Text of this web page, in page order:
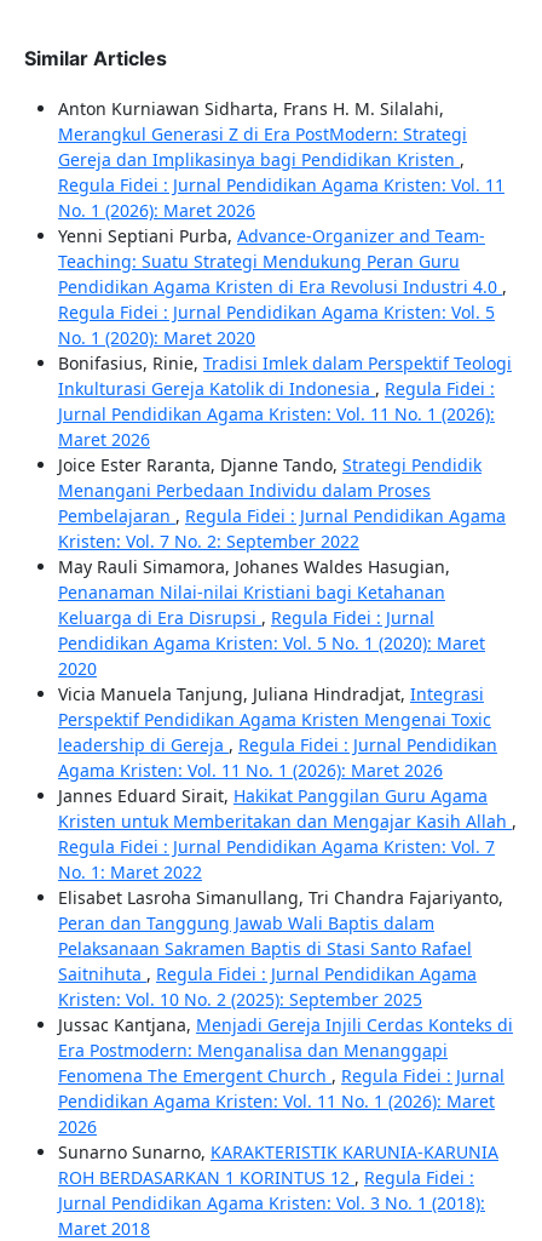
Similar Articles
Anton Kurniawan Sidharta, Frans H. M. Silalahi,
Merangkul Generasi Z di Era PostModern: Strategi
Gereja dan Implikasinya bagi Pendidikan Kristen ,
Regula Fidei : Jurnal Pendidikan Agama Kristen: Vol. 11
No. 1 (2026): Maret 2026
Yenni Septiani Purba, Advance-Organizer and Team-
Teaching: Suatu Strategi Mendukung Peran Guru
Pendidikan Agama Kristen di Era Revolusi Industri 4.0 ,
Regula Fidei : Jurnal Pendidikan Agama Kristen: Vol. 5
No. 1 (2020): Maret 2020
Bonifasius, Rinie, Tradisi Imlek dalam Perspektif Teologi
Inkulturasi Gereja Katolik di Indonesia , Regula Fidei :
Jurnal Pendidikan Agama Kristen: Vol. 11 No. 1 (2026):
Maret 2026
Joice Ester Raranta, Djanne Tando, Strategi Pendidik
Menangani Perbedaan Individu dalam Proses
Pembelajaran , Regula Fidei : Jurnal Pendidikan Agama
Kristen: Vol. 7 No. 2: September 2022
May Rauli Simamora, Johanes Waldes Hasugian,
Penanaman Nilai-nilai Kristiani bagi Ketahanan
Keluarga di Era Disrupsi , Regula Fidei : Jurnal
Pendidikan Agama Kristen: Vol. 5 No. 1 (2020): Maret
2020
Vicia Manuela Tanjung, Juliana Hindradjat, Integrasi
Perspektif Pendidikan Agama Kristen Mengenai Toxic
leadership di Gereja , Regula Fidei : Jurnal Pendidikan
Agama Kristen: Vol. 11 No. 1 (2026): Maret 2026
Jannes Eduard Sirait, Hakikat Panggilan Guru Agama
Kristen untuk Memberitakan dan Mengajar Kasih Allah ,
Regula Fidei : Jurnal Pendidikan Agama Kristen: Vol. 7
No. 1: Maret 2022
Elisabet Lasroha Simanullang, Tri Chandra Fajariyanto,
Peran dan Tanggung Jawab Wali Baptis dalam
Pelaksanaan Sakramen Baptis di Stasi Santo Rafael
Saitnihuta , Regula Fidei : Jurnal Pendidikan Agama
Kristen: Vol. 10 No. 2 (2025): September 2025
Jussac Kantjana, Menjadi Gereja Injili Cerdas Konteks di
Era Postmodern: Menganalisa dan Menanggapi
Fenomena The Emergent Church , Regula Fidei : Jurnal
Pendidikan Agama Kristen: Vol. 11 No. 1 (2026): Maret
2026
Sunarno Sunarno, KARAKTERISTIK KARUNIA-KARUNIA
ROH BERDASARKAN 1 KORINTUS 12 , Regula Fidei :
Jurnal Pendidikan Agama Kristen: Vol. 3 No. 1 (2018):
Maret 2018